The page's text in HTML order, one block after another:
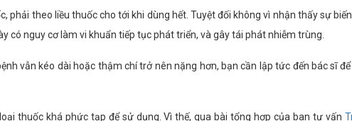
phải theo liều thuốc cho tới khi dùng hết. Tuyệt đối không vì nhận thấy sự
có nguy cơ làm vi khuẩn tiếp tục phát triển, và gây tái phát nhiễm trùng.
vẫn kéo dài hoặc thậm chí trở nên nặng hơn, bạn cần lập tức đến bác sĩ
thuốc khá phức tạp để sử dụng. Vì thế, qua bài tổng hợp của ban tư vấn